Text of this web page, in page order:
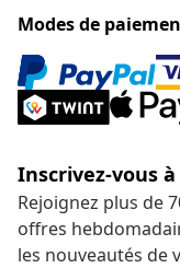
Modes de
Inscrivez-vous
Rejoignez plus de
offres
les nouveautés de